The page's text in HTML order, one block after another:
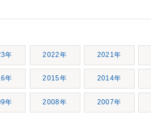
年 2022年 2021年
年 2015年 2014年
年 2008年 2007年